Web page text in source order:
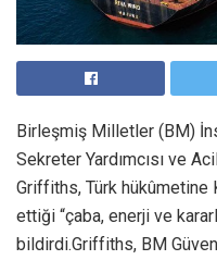
Birleşmiş Milletler (BM)
Sekreter Yardımcısı ve
Griffiths, Türk hükûmetine
ettiği “çaba, enerji ve
bildirdi.Griffiths, BM